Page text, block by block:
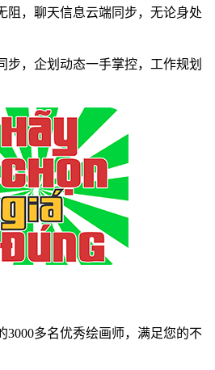
，聊天信息云端同步，无论身处
，企划动态一手掌控，工作规划
多名优秀绘画师，满足您的不